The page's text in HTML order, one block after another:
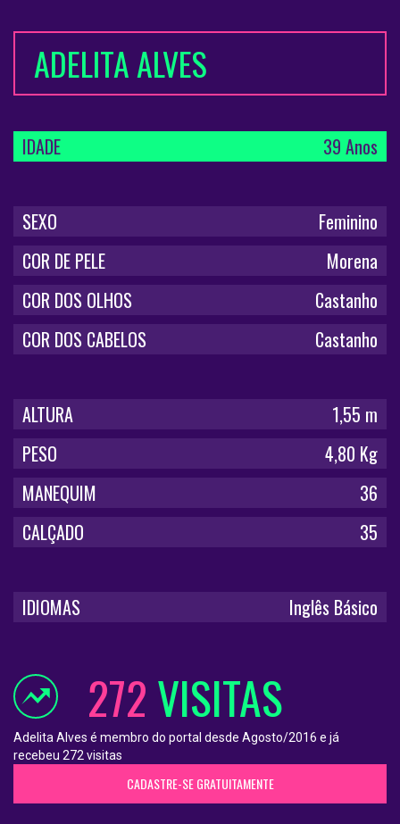
ADELITA ALVES
IDADE 39 Anos
SEXO
Feminino
COR DE PELE
Morena
COR DOS OLHOS
Castanho
COR DOS CABELOS
Castanho
ALTURA
1,55 m
PESO
4,80 Kg
MANEQUIM
36
CALÇADO
35
IDIOMAS Inglês Básico
272VISITAS
Adelita Alves é membro do portal desde Agosto/2016 e já
recebeu 272 visitas
CADASTRE-SE GRATUITAMENTE